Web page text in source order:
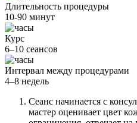
Длительность процедуры
10-90 минут
Курс
6–10 сеансов
Интервал между процедурами
4–8 недель
Сеанс начинается с
мастер оценивает цвет